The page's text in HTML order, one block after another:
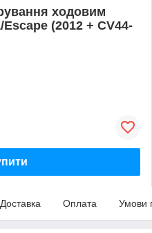
ходовим
(2012 + CV44-
Доставка Оплата Умови